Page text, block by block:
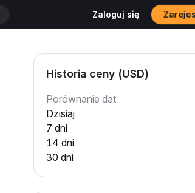
Zaloguj się
Historia ceny (USD)
Porównanie dat
Dzisiaj
7 dni
14 dni
30 dni